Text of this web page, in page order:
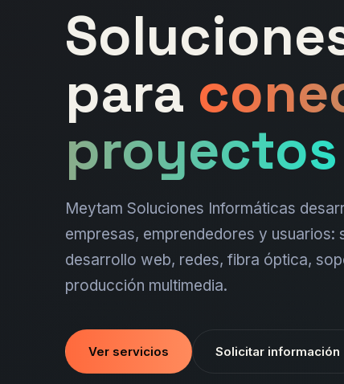
para
proyectos
Meytam Soluciones Informáticas
empresas, emprendedores y usuarios:
desarrollo web, redes, fibra óptica,
producción multimedia.
Ver servicios Solicitar información